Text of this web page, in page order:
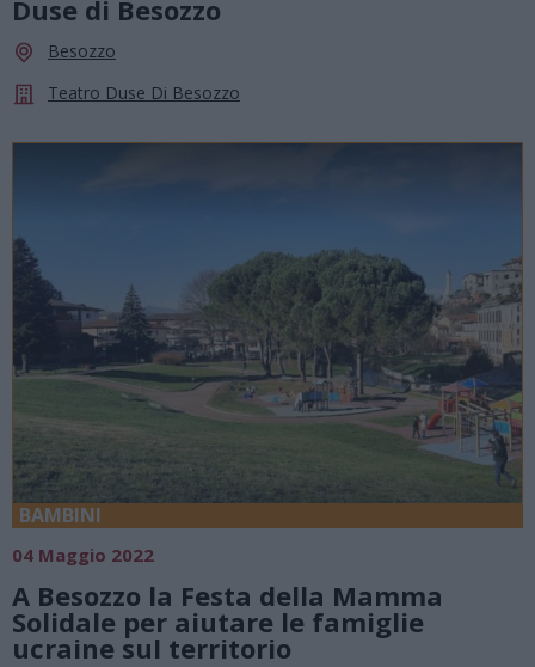
Duse di Besozzo
Besozzo
Teatro Duse Di Besozzo
BAMBINI
04 Maggio 2022
A Besozzo la Festa della Mamma
Solidale per aiutare le famiglie
ucraine sul territorio